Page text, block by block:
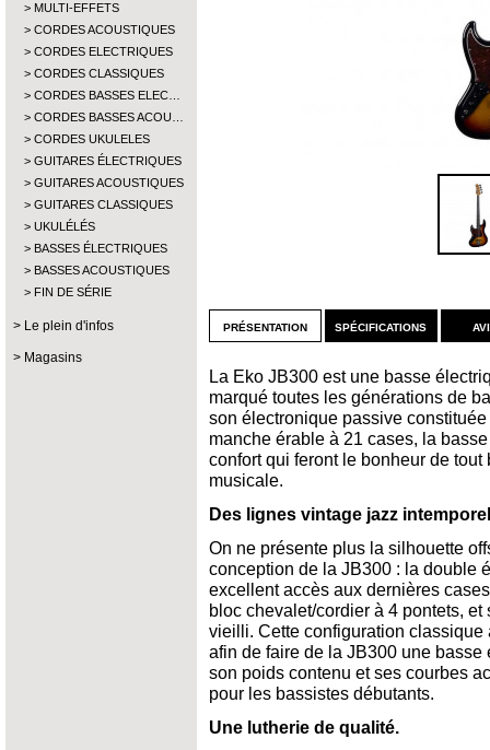
MULTI-EFFETS
CORDES ACOUSTIQUES
CORDES ELECTRIQUES
CORDES CLASSIQUES
CORDES BASSES ELEC…
CORDES BASSES ACOU…
CORDES UKULELES
GUITARES ÉLECTRIQUES
GUITARES ACOUSTIQUES
GUITARES CLASSIQUES
UKULÉLÉS
BASSES ÉLECTRIQUES
BASSES ACOUSTIQUES
FIN DE SÉRIE
Le plein d'infos
Magasins
présentation
La Eko JB300 est une basse
marqué toutes les générations de
son électronique passive
manche érable à 21 cases, la
confort qui feront le bonheur de
musicale.
Des lignes vintage jazz
On ne présente plus la silhouette
conception de la JB300 : la double
excellent accès aux dernières
bloc chevalet/cordier à 4 pontets,
vieilli. Cette configuration
afin de faire de la JB300 une
son poids contenu et ses courbes
pour les bassistes débutants.
Une lutherie de qualité.
spécifications